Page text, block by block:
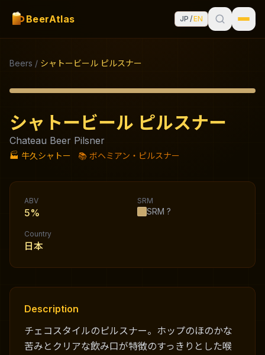
BeerAtlas JP /EN
Beers / シャトービール ピルスナー
シャトービール ピルスナー
Chateau Beer Pilsner
🏭 牛久シャトー 📚 ボヘミアン・ピルスナー
ABV
5%
SRM
SRM ?
Country
日本
Description
チェコスタイルのピルスナー。ホップのほのかな
苦みとクリアな飲み口が特徴のすっきりとした喉